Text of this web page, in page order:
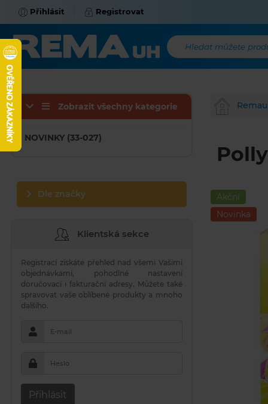
Přihlásit Registrovat
Hledat můžete
Akční
Novinka
Zobrazit všechny kategorie
NOVINKY (33-027)
Dle značky
Klientská sekce
Registrací získáte přehled nad všemi Vašimi
objednávkami, pohodlné nastavení
doručovací i fakturační adresy. Můžete také
spravovat vaše oblíbené produkty a mnoho
dalšího.
E-mail
Heslo
Přihlásit